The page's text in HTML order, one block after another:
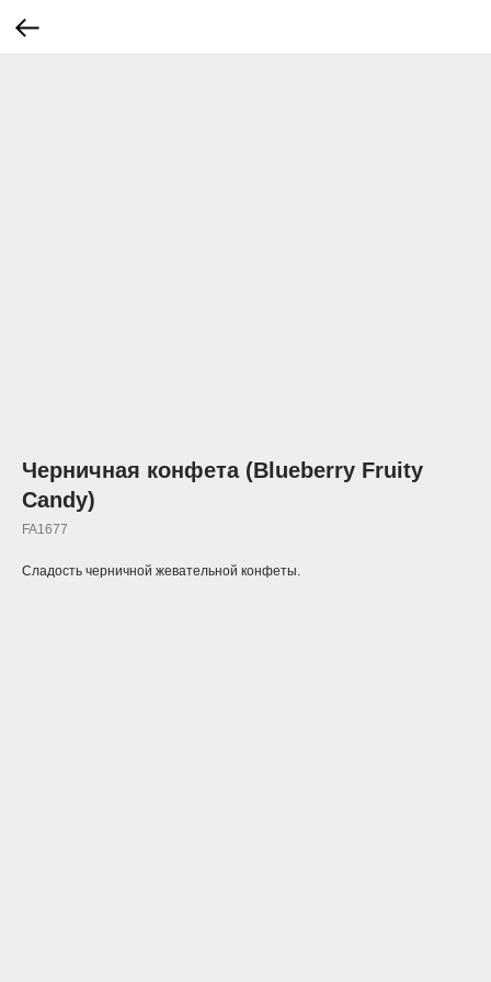
Черничная конфета (Blueberry Fruity
Candy)
FA1677
Сладость черничной жевательной конфеты.